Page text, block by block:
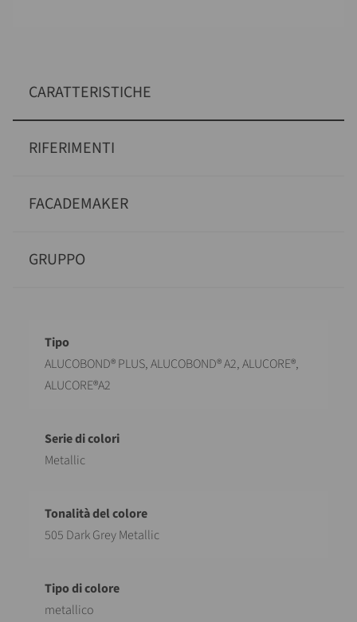
CARATTERISTICHE
RIFERIMENTI
FACADEMAKER
GRUPPO
Descrizione
ALUCOBOND® PLUS, ALUCOBOND® A2, ALUCORE®,
ALUCORE®A2
Metallic
505 Dark Grey Metallic
metallico